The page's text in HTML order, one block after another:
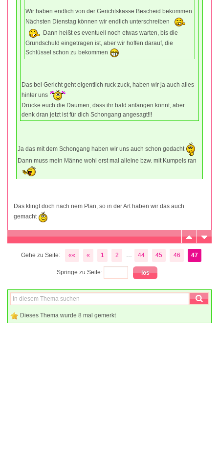
Wir haben endlich von der Gerichtskasse Bescheid bekommen.
Nächsten Dienstag können wir endlich unterschreiben
Dann heißt es eventuell noch etwas warten, bis die
Grundschuld eingetragen ist, aber wir hoffen darauf, die
Schlüssel schon zu bekommen
Das bei Gericht geht eigentlich ruck zuck, haben wir ja auch alles
hinter uns
Drücke euch die Daumen, dass ihr bald anfangen könnt, aber
denk dran jetzt ist für dich Schongang angesagt!!!
Ja das mit dem Schongang haben wir uns auch schon gedacht
Dann muss mein Männe wohl erst mal alleine bzw. mit Kumpels ran
Das klingt doch nach nem Plan, so in der Art haben wir das auch
gemacht
Gehe zu Seite: «« « 1 2 44 45 46 47
Springe zu Seite:
Dieses Thema wurde 8 mal gemerkt